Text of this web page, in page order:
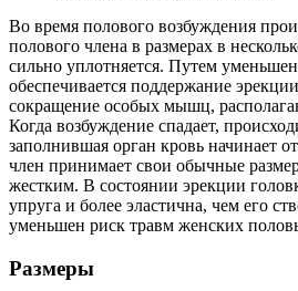
Во время полового возбуждения
полового члена в размерах в
сильно уплотняется. Путем
обеспечивается поддержание
сокращение особых мышц,
Когда возбуждение спадает,
заполнившая орган кровь начинает
член принимает свои обычные
жестким. В состоянии эрекции
упруга и более эластична, чем его
уменьшен риск травм женских
Размеры